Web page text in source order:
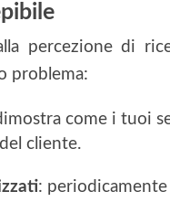
percezione di
problema:
come i tuoi
cliente.
: